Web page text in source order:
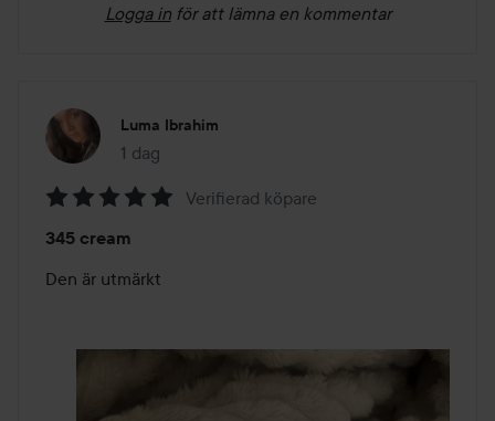
Logga in för att lämna en kommentar
Luma Ibrahim
1 dag
Inlägget skapades 1 dag
5
av
Verifierad köpare
345 cream
Den är utmärkt